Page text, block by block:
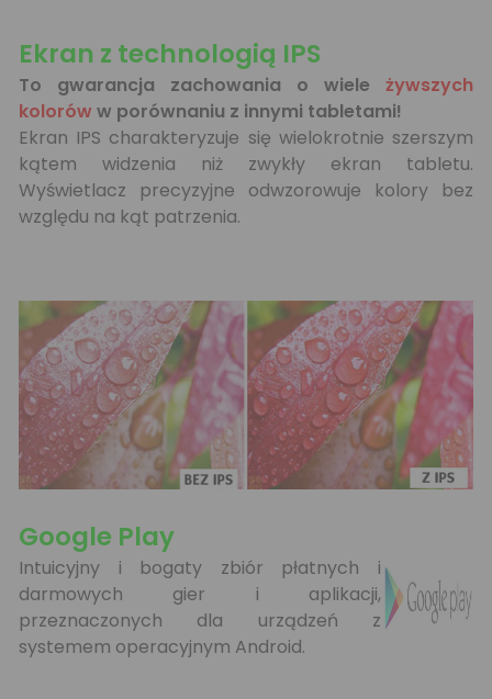
Ekran z technologią IPS
To gwarancja zachowania o wiele żywszych
kolorów w porównaniu z innymi tabletami!
Ekran IPS charakteryzuje się wielokrotnie szerszym
kątem widzenia niż zwykły ekran tabletu.
Wyświetlacz precyzyjne odwzorowuje kolory bez
względu na kąt patrzenia.
Google Play
Intuicyjny i bogaty zbiór płatnych i
darmowych gier i aplikacji,
przeznaczonych dla urządzeń z
systemem operacyjnym Android.